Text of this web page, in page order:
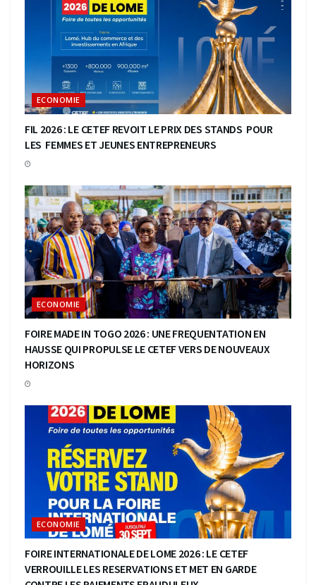
ECONOMIE
FIL 2026 : LE CETEF REVOIT LE PRIX DES STANDS POUR
LES FEMMES ET JEUNES ENTREPRENEURS
ECONOMIE
FOIRE MADE IN TOGO 2026 : UNE FREQUENTATION EN
HAUSSE QUI PROPULSE LE CETEF VERS DE NOUVEAUX
HORIZONS
ECONOMIE
FOIRE INTERNATIONALE DE LOME 2026 : LE CETEF
VERROUILLE LES RESERVATIONS ET MET EN GARDE